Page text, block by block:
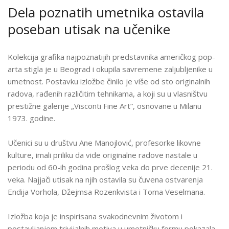
POP-
ART”
Dela poznatih umetnika ostavila
poseban utisak na učenike
Kolekcija grafika najpoznatijih predstavnika američkog pop-
arta stigla je u Beograd i okupila savremene zaljubljenike u
umetnost. Postavku izložbe činilo je više od sto originalnih
radova, rađenih različitim tehnikama, a koji su u vlasništvu
prestižne galerije „Visconti Fine Art”, osnovane u Milanu
1973. godine.
Učenici su u društvu Ane Manojlović, profesorke likovne
kulture, imali priliku da vide originalne radove nastale u
periodu od 60-ih godina prošlog veka do prve decenije 21.
veka. Najjači utisak na njih ostavila su čuvena ostvarenja
Endija Vorhola, Džejmsa Rozenkvista i Toma Veselmana.
Izložba koja je inspirisana svakodnevnim životom i